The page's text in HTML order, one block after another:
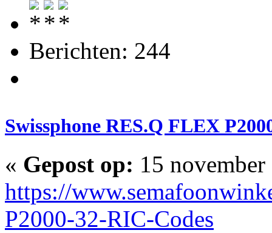
Berichten: 244
Swissphone RES.Q FLEX
« Gepost op: 15
https://
P2000-32-RIC-Codes